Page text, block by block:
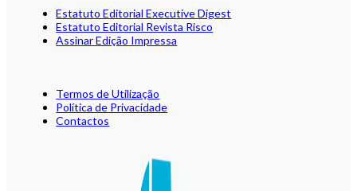
Estatuto Editorial Executive Digest
Estatuto Editorial Revista Risco
Assinar Edição Impressa
Termos de Utilização
Política de Privacidade
Contactos